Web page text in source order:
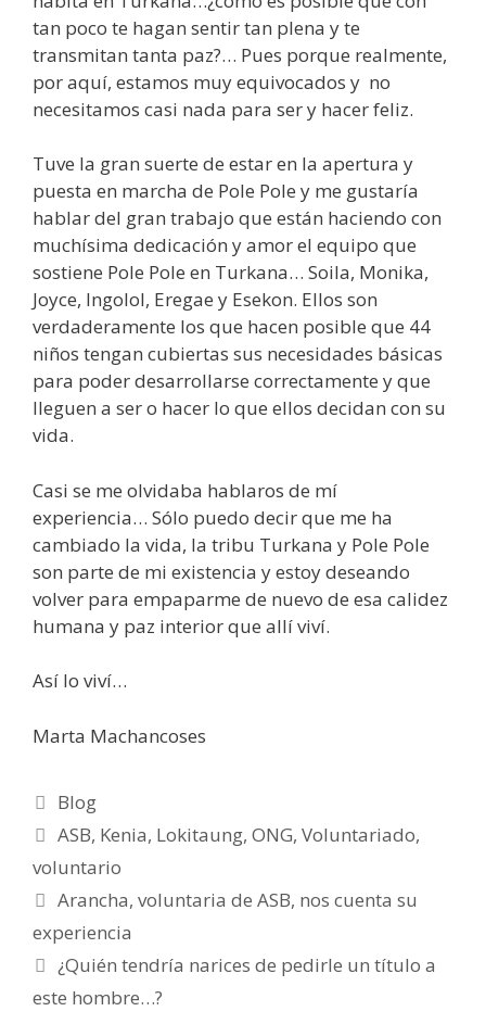
tan poco te hagan sentir tan plena y te
transmitan tanta paz?… Pues porque realmente,
por aquí, estamos muy equivocados y no
necesitamos casi nada para ser y hacer feliz.
Tuve la gran suerte de estar en la apertura y
puesta en marcha de Pole Pole y me gustaría
hablar del gran trabajo que están haciendo con
muchísima dedicación y amor el equipo que
sostiene Pole Pole en Turkana… Soila, Monika,
Joyce, Ingolol, Eregae y Esekon. Ellos son
verdaderamente los que hacen posible que 44
niños tengan cubiertas sus necesidades básicas
para poder desarrollarse correctamente y que
lleguen a ser o hacer lo que ellos decidan con su
vida.
Casi se me olvidaba hablaros de mí
experiencia… Sólo puedo decir que me ha
cambiado la vida, la tribu Turkana y Pole Pole
son parte de mi existencia y estoy deseando
volver para empaparme de nuevo de esa calidez
humana y paz interior que allí viví.
Así lo viví…
Marta Machancoses
Blog
ASB, Kenia, Lokitaung,ONG,Voluntariado,
voluntario
Arancha, voluntaria de ASB, nos cuenta su
experiencia
¿Quién tendría narices de pedirle un título a
este hombre…?